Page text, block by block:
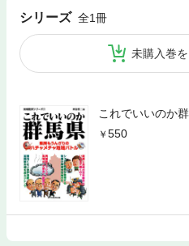
シリーズ 全1冊
未購入巻
これでいいのか
550